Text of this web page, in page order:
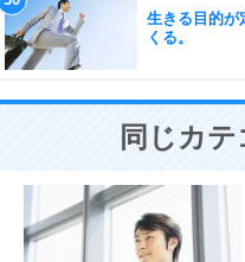
生きる目的が
くる。
同じカ